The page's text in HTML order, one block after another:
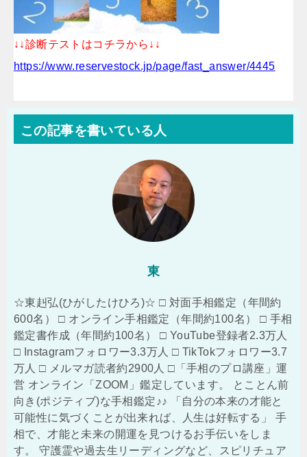
↓↓診断テストはコチラから↓↓
https://www.reservestock.jp/page/fast_answer/4445
この記事を書いている人
東
☆東赳弘(ひがしたけひろ)☆ □ 対面手相鑑定（年間約
600名） □ オンライン手相鑑定（年間約100名） □ 手相
鑑定書作成（年間約100名） □ YouTube登録者2.3万人
□ Instagramフォロワー3.3万人 □ TikTokフォロワー3.7
万人 □ メルマガ読者約2900人 □「手相のプロ講座」運
営 オンライン「ZOOM」鑑定しています。 とことん前
向き(ポジティブ)な手相鑑定♪♪ 「自分の本来の才能と
可能性に気づくことが出来れば、人生は好転する」 手
相で、才能と未来の開運を見つけるお手伝いをしま
す。 守護霊や過去生リーディングなど、スピリチュア